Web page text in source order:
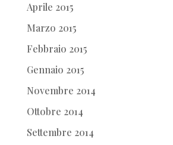
Aprile 2015
Marzo 2015
Febbraio 2015
Gennaio 2015
Novembre 2014
Ottobre 2014
Settembre 2014